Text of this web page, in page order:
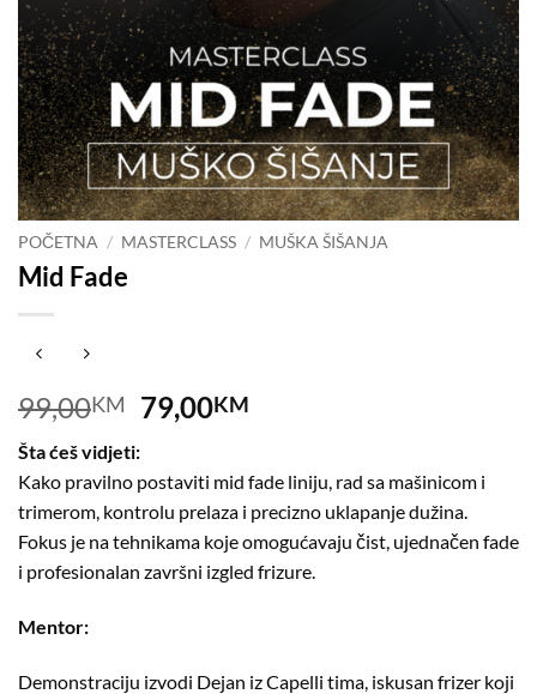
POČETNA / MASTERCLASS / MUŠKA ŠIŠANJA
Mid Fade
99,00KM
Original
price
was:
99,00KM.
79,00KM
79,00KM.
Šta ćeš vidjeti:
Kako pravilno postaviti mid fade liniju, rad sa mašinicom i
trimerom, kontrolu prelaza i precizno uklapanje dužina.
Fokus je na tehnikama koje omogućavaju čist, ujednačen fade
i profesionalan završni izgled frizure.
Mentor:
Demonstraciju izvodi Dejan iz Capelli tima, iskusan frizer koji